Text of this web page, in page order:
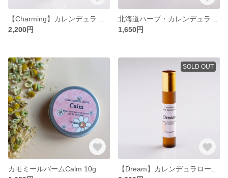
2,200円
1,650円
カモミールバームCalm 10g
SOLD OUT